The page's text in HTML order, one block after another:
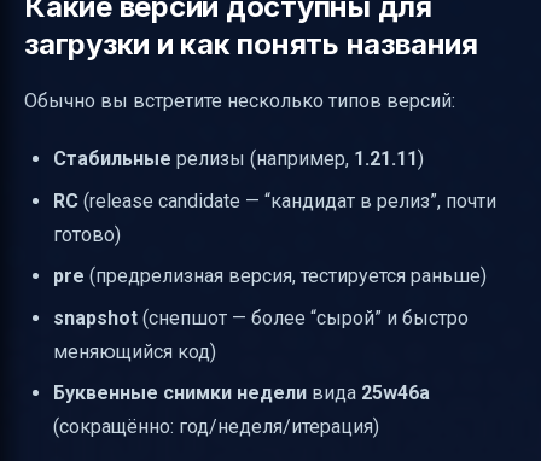
Какие версии доступны для
загрузки и как понять названия
Обычно вы встретите несколько типов версий:
Стабильные релизы (например, 1.21.11)
RC (release candidate — “кандидат в релиз”, почти
готово)
pre (предрелизная версия, тестируется раньше)
snapshot (снепшот — более “сырой” и быстро
меняющийся код)
Буквенные снимки недели вида 25w46a
(сокращённо: год/неделя/итерация)